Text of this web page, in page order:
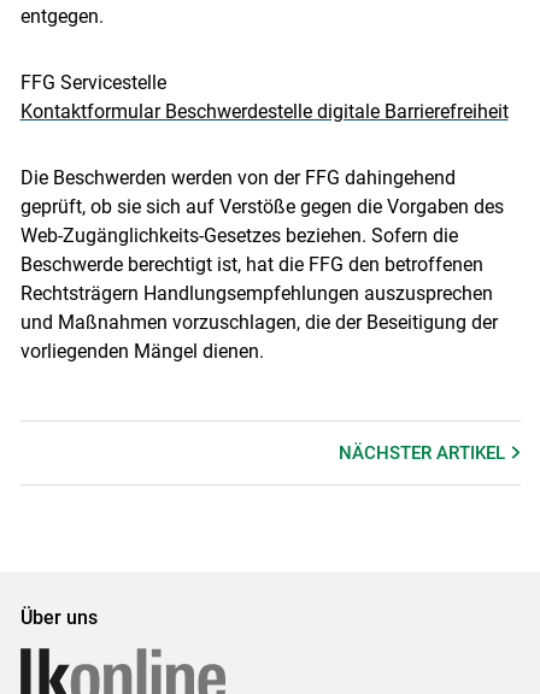
entgegen.
FFG Servicestelle
Kontaktformular Beschwerdestelle digitale Barrierefreiheit
Die Beschwerden werden von der FFG dahingehend
geprüft, ob sie sich auf Verstöße gegen die Vorgaben des
Web-Zugänglichkeits-Gesetzes beziehen. Sofern die
Beschwerde berechtigt ist, hat die FFG den betroffenen
Rechtsträgern Handlungsempfehlungen auszusprechen
und Maßnahmen vorzuschlagen, die der Beseitigung der
vorliegenden Mängel dienen.
NÄCHSTERARTIKEL
Über uns